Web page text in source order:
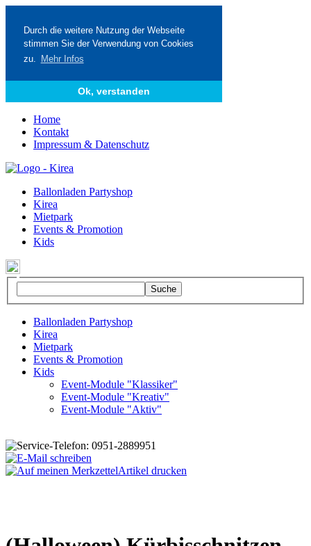
Durch die weitere Nutzung der Webseite
stimmen Sie der Verwendung von Cookies
zu.
Mehr Infos
Ok, verstanden
Home
Kontakt
Impressum & Datenschutz
Ballonladen Partyshop
Kirea
Mietpark
Events & Promotion
Kids
Ballonladen Partyshop
Kirea
Mietpark
Events & Promotion
Kids
Event-Module "Klassiker"
Event-Module "Kreativ"
Event-Module "Aktiv"
Artikel drucken